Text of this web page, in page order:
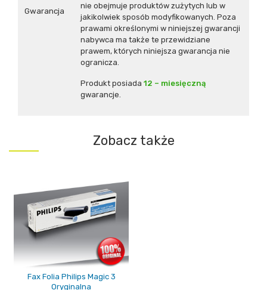
Gwarancja
nie obejmuje produktów zużytych lub w
jakikolwiek sposób modyfikowanych. Poza
prawami określonymi w niniejszej gwarancji
nabywca ma także te przewidziane
prawem, których niniejsza gwarancja nie
ogranicza.
Produkt posiada 12 – miesięczną
gwarancje.
Zobacz także
Fax Folia Philips Magic 3
Oryginalna